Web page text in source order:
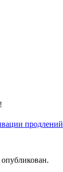
продлений